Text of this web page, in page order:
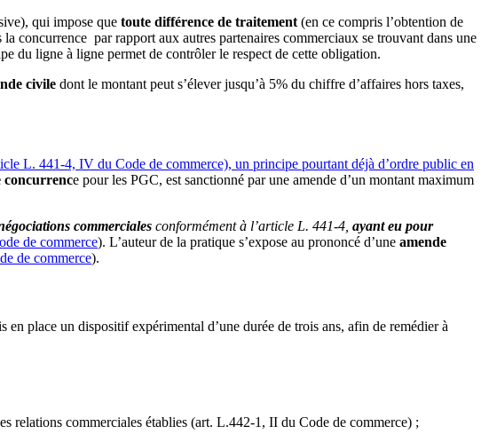
qui impose que toute différence de traitement (en ce compris l’obtention de
concurrence par rapport aux autres partenaires commerciaux se trouvant dans une
du ligne à ligne permet de contrôler le respect de cette obligation.
civile dont le montant peut s’élever jusqu’à 5% du chiffre d’affaires hors taxes,
L. 441-4, IV du Code de commerce), un principe pourtant déjà d’ordre public en
concurrence pour les PGC, est sanctionné par une amende d’un montant maximum
commerciales conformément à l’article L. 441-4, ayant eu pour
de commerce). L’auteur de la pratique s’expose au prononcé d’une amende
de commerce).
place un dispositif expérimental d’une durée de trois ans, afin de remédier à
relations commerciales établies (art. L.442-1, II du Code de commerce) ;